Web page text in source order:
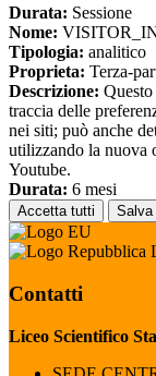
Durata: Sessione
Nome:
Tipologia: analitico
Proprieta: Terza-
Descrizione:
traccia delle
nei siti; può anche
utilizzando la nuova
Youtube.
Durata: 6 mesi
Accetta tutti Salva
Contatti
Liceo Scientifico